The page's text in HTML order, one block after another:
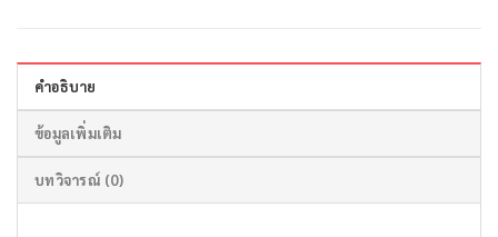
คำอธิบาย
ข้อมูลเพิ่มเติม
บทวิจารณ์ (0)